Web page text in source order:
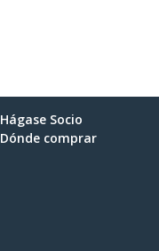
Hágase Socio
Dónde comprar